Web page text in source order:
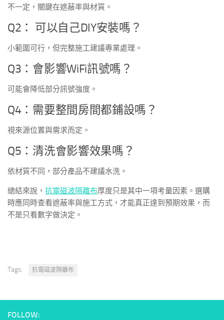
不一定，關鍵在遮蔽率與材質。
Q2： 可以自己DIY安裝嗎？
小範圍可行，但完整施工建議專業處理。
Q3：會影響WiFi訊號嗎？
可能會降低部分訊號強度。
Q4：需要整間房間都鋪設嗎？
視來源位置與需求而定。
Q5：清洗會影響效果嗎？
依材質不同，部分產品不建議水洗。
總結來說， 抗電磁波隔離布厚度只是其中一項考量因素。選購
時應同時查看遮蔽率與施工方式，才能真正達到預期效果，而
不是只看數字做決定。
Tags: 抗電磁波隔離布
FOLLOW: